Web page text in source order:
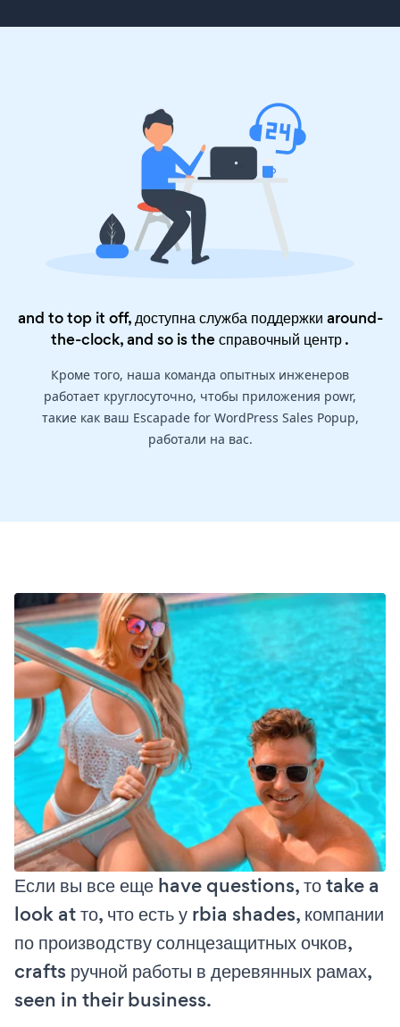
and to top it off, доступна служба поддержки around-
the-clock, and so is theсправочный центр.
Кроме того, наша команда опытных инженеров
работает круглосуточно, чтобы приложения powr,
такие как ваш Escapade for WordPress Sales Popup,
работали на вас.
Если вы все еще have questions, то take a
look at то, что есть у rbia shades, компании
по производству солнцезащитных очков,
crafts ручной работы в деревянных рамах,
seen in their business.